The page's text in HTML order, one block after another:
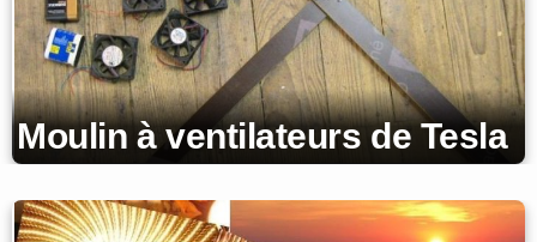
Moulin à ventilateurs de Tesla